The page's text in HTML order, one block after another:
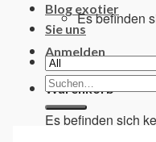
Es befinden
Anmelden
Warenkorb
Es befinden sich
Blog exotier
Sie uns
Suchen
nach: